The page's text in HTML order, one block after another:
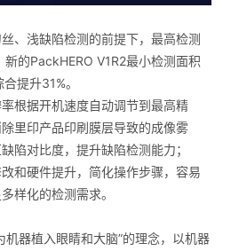
、浅缺陷检测的前提下，最高检测
的PackHERO V1R2最小检测面积
提升31%。
根据开机速度自动调节到最高精
里印产品印刷膜层导致的成像雾
陷对比度，提升缺陷检测能力；
和硬件提升，简化操作步骤，容易
样化的检测需求。
机器植入眼睛和大脑”的理念，以机器